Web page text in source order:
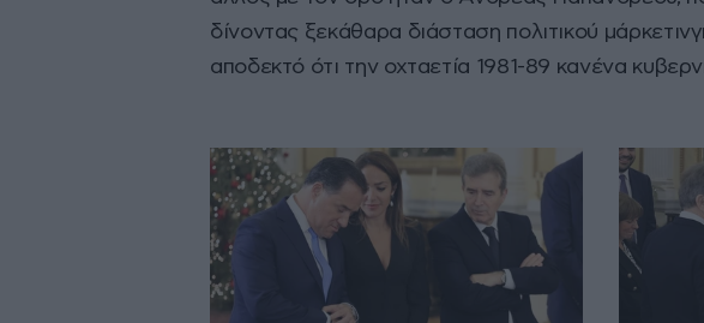
δίνοντας ξεκάθαρα διάσταση πολιτικού
αποδεκτό ότι την οχταετία 1981-89 κανένα
αποκλειστικά από τον διευθυντή του γραφείου
Παπακωνσταντίνου. Υπουργοί που
από τα ΜΜΕ ή από ένα οργισμένο τηλεφώνημα
σου και φύγε».
Ο ανασχηματισμός Μητσοτάκη
Αποστολάκη Την τελευταία μέρα του